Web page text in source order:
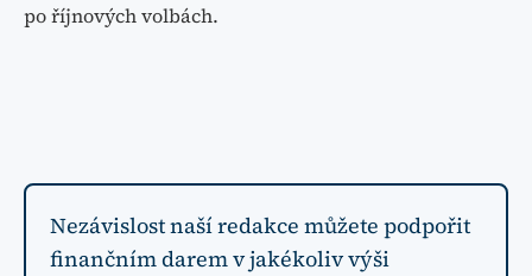
po říjnových volbách.
Nezávislost naší redakce můžete podpořit
finančním darem v jakékoliv výši